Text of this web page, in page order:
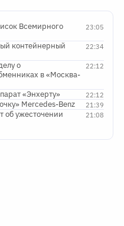
23:05
Всемирного
22:34
контейнерный
22:12
о
в «Москва-
22:12
«Энхерту»
21:39
Mercedes-Benz
21:08
об ужесточении